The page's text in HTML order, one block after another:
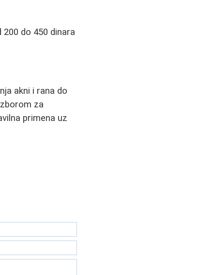
do 450 dinara
akni i rana do
za
primena uz